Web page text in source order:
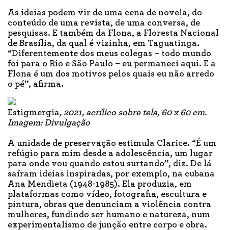
As ideias podem vir de uma cena de novela, do
conteúdo de uma revista, de uma conversa, de
pesquisas. E também da Flona, a Floresta Nacional
de Brasília, da qual é vizinha, em Taguatinga.
“Diferentemente dos meus colegas – todo mundo
foi para o Rio e São Paulo – eu permaneci aqui. E a
Flona é um dos motivos pelos quais eu não arredo
o pé”, afirma.
Estigmergia, 2021, acrílico sobre tela, 60 x 60 cm.
Imagem: Divulgação
A unidade de preservação estimula Clarice. “É um
refúgio para mim desde a adolescência, um lugar
para onde vou quando estou surtando”, diz. De lá
saíram ideias inspiradas, por exemplo, na cubana
Ana Mendieta (1948-1985). Ela produzia, em
plataformas como vídeo, fotografia, escultura e
pintura, obras que denunciam a violência contra
mulheres, fundindo ser humano e natureza, num
experimentalismo de junção entre corpo e obra.